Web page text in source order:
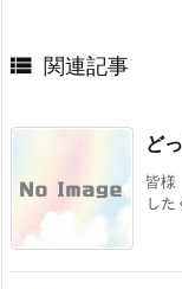
 関連記事
ど
皆様
し